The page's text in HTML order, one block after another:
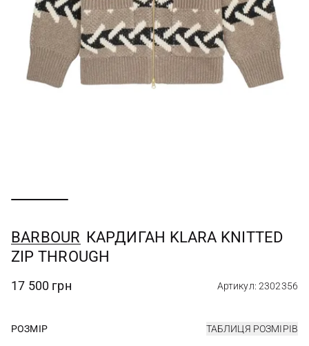
BARBOUR КАРДИГАН KLARA KNITTED
ZIP THROUGH
17 500 грн Артикул: 2302356
РОЗМІР ТАБЛИЦЯ РОЗМІРІВ